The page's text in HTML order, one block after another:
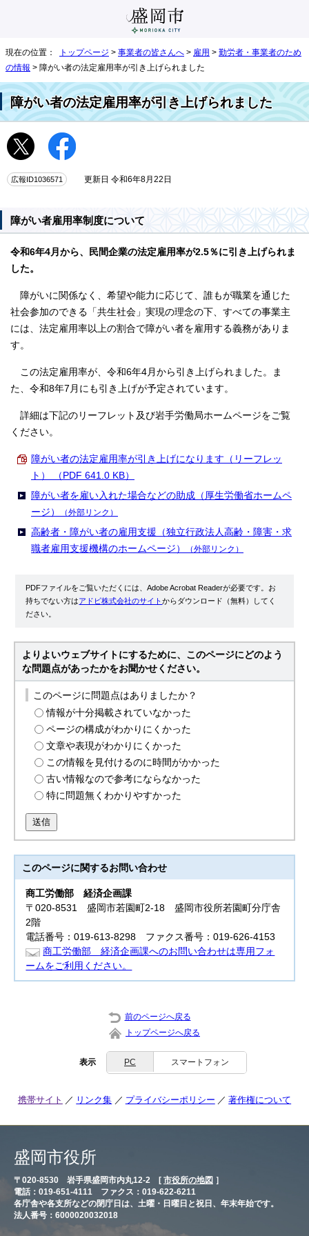
現在の位置： トップページ > 事業者の皆さんへ > 雇用 > 勤労者・事業者のため
の情報 > 障がい者の法定雇用率が引き上げられました
障がい者の法定雇用率が引き上げられました
広報ID1036571 更新日 令和6年8月22日
障がい者雇用率制度について
令和6年4月から、民間企業の法定雇用率が2.5％に引き上げられま
した。
障がいに関係なく、希望や能力に応じて、誰もが職業を通じた
社会参加のできる「共生社会」実現の理念の下、すべての事業主
には、法定雇用率以上の割合で障がい者を雇用する義務がありま
す。
この法定雇用率が、令和6年4月から引き上げられました。ま
た、令和8年7月にも引き上げが予定されています。
詳細は下記のリーフレット及び岩手労働局ホームページをご覧
ください。
障がい者の法定雇用率が引き上げになります（リーフレッ
ト） （PDF 641.0 KB）
障がい者を雇い入れた場合などの助成（厚生労働省ホームペ
ージ）
（外部リンク）
高齢者・障がい者の雇用支援（独立行政法人高齢・障害・求
職者雇用支援機構のホームページ）
（外部リンク）
PDFファイルをご覧いただくには、Adobe Acrobat Readerが必要です。お
持ちでない方はアドビ株式会社のサイトからダウンロード（無料）してく
ださい。
よりよいウェブサイトにするために、このページにどのよう
な問題点があったかをお聞かせください。
このページに問題点はありましたか？
情報が十分掲載されていなかった
ページの構成がわかりにくかった
文章や表現がわかりにくかった
この情報を見付けるのに時間がかかった
古い情報なので参考にならなかった
特に問題無くわかりやすかった
送信
このページに関するお問い合わせ
商工労働部経済企画課
〒020-8531 盛岡市若園町2-18 盛岡市役所若園町分庁舎
2階
電話番号：019-613-8298 ファクス番号：019-626-4153
商工労働部 経済企画課へのお問い合わせは専用フォ
ームをご利用ください。
前のページへ戻る
トップページへ戻る
表示 PC スマートフォン
携帯サイト リンク集 プライバシーポリシー 著作権について
盛岡市役所
〒020-8530 岩手県盛岡市内丸12-2 [ 市役所の地図 ］
電話：019-651-4111 ファクス：019-622-6211
各庁舎や各支所などの閉庁日は、土曜・日曜日と祝日、年末年始です。
法人番号：6000020032018